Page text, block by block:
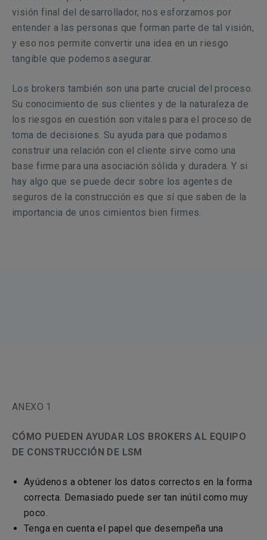
visión final del desarrollador, nos esforzamos por
entender a las personas que forman parte de tal visión,
y eso nos permite convertir una idea en un riesgo
tangible que podemos asegurar.
Los brokers también son una parte crucial del proceso.
Su conocimiento de sus clientes y de la naturaleza de
los riesgos en cuestión son vitales para el proceso de
toma de decisiones. Su ayuda para que podamos
construir una relación con el cliente sirve como una
base firme para una asociación sólida y duradera. Y si
hay algo que se puede decir sobre los agentes de
seguros de la construcción es que sí que saben de la
importancia de unos cimientos bien firmes.
ANEXO 1
CÓMO PUEDEN AYUDAR LOS BROKERS AL EQUIPO
DE CONSTRUCCIÓN DE LSM
Ayúdenos a obtener los datos correctos en la forma
correcta. Demasiado puede ser tan inútil como muy
poco.
Tenga en cuenta el papel que desempeña una